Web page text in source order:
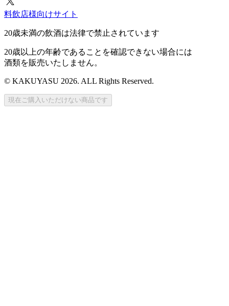
料飲店様向けサイト
20歳未満の飲酒は法律で禁止されています
20歳以上の年齢であることを確認できない場合には
酒類を販売いたしません。
© KAKUYASU 2026. ALL Rights Reserved.
現在ご購入いただけない商品です